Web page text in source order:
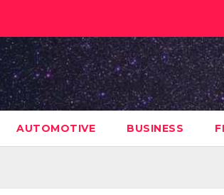
AUTOMOTIVE BUSINESS